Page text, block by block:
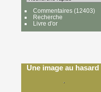
Commentaires(12403)
Recherche
Livre d'or
Une image au hasard